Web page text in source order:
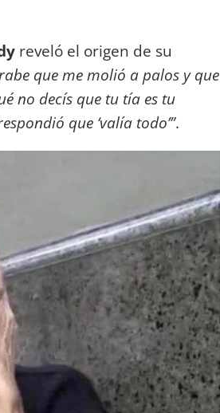
reveló el origen de su
que me molió a palos y que
no decís que tu tía es tu
que ‘valía todo’”.